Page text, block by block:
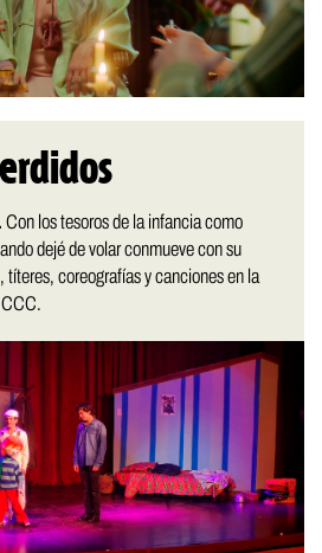
Con los tesoros de la infancia como
dejé de volar conmueve con su
títeres, coreografías y canciones en la